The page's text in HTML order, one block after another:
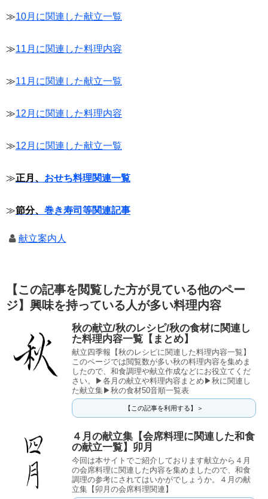
≫10月に関連した献立一覧
≫11月に関連した料理内容
≫11月に関連した献立一覧
≫12月に関連した料理内容
≫12月に関連した献立一覧
≫正月、 おせち料理関連一覧
≫節分、 巻き寿司等関連記事
献立案内人
【この記事を閲覧した方が見ている他のペー
ジ】興味を持っている人が多い料理内容
秋の献立/秋のレシピ/秋の食材に関連し
た料理内容一覧【まとめ】
献立四季報【秋のレシピに関連した料理内容一覧】
このページでは閲覧数が多い秋の料理内容を集めま
したので、和食調理や献立作成などにお役立てくだ
さい。▶各月の献立や料理内容まとめ▶秋に関連し
た献立集▶秋の食材50音順一覧表
【この記事を利用する】＞
４月の献立集【会席料理に関連した和食
の献立一覧】卯月
今回は本サイトでご紹介しております献立から４月
の会席料理に関連した内容を集めましたので、和食
調理の参考にされてはいかがでしょうか。４月の献
立集【卯月の会席料理関連】